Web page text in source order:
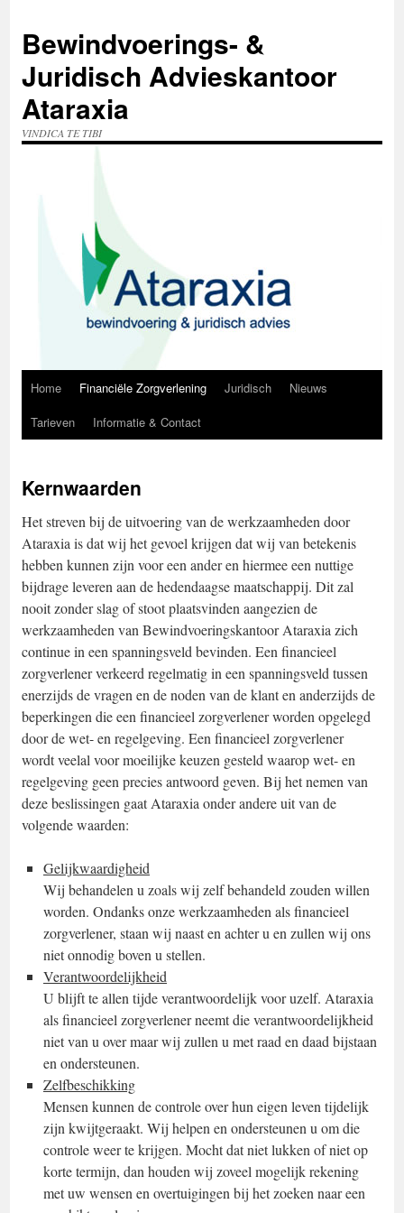
de
inhoud
Bewindvoerings- &
Juridisch Advieskantoor
Ataraxia
VINDICA TE TIBI
Home Financiële Zorgverlening Juridisch
Nieuws
Tarieven
Informatie & Contact
Kernwaarden
Het streven bij de uitvoering van de werkzaamheden door
Ataraxia is dat wij het gevoel krijgen dat wij van betekenis
hebben kunnen zijn voor een ander en hiermee een nuttige
bijdrage leveren aan de hedendaagse maatschappij. Dit zal
nooit zonder slag of stoot plaatsvinden aangezien de
werkzaamheden van Bewindvoeringskantoor Ataraxia zich
continue in een spanningsveld bevinden. Een financieel
zorgverlener verkeerd regelmatig in een spanningsveld tussen
enerzijds de vragen en de noden van de klant en anderzijds de
beperkingen die een financieel zorgverlener worden opgelegd
door de wet- en regelgeving. Een financieel zorgverlener
wordt veelal voor moeilijke keuzen gesteld waarop wet- en
regelgeving geen precies antwoord geven. Bij het nemen van
deze beslissingen gaat Ataraxia onder andere uit van de
volgende waarden:
Gelijkwaardigheid
Wij behandelen u zoals wij zelf behandeld zouden willen
worden. Ondanks onze werkzaamheden als financieel
zorgverlener, staan wij naast en achter u en zullen wij ons
niet onnodig boven u stellen.
Verantwoordelijkheid
U blijft te allen tijde verantwoordelijk voor uzelf. Ataraxia
als financieel zorgverlener neemt die verantwoordelijkheid
niet van u over maar wij zullen u met raad en daad bijstaan
en ondersteunen.
Zelfbeschikking
Mensen kunnen de controle over hun eigen leven tijdelijk
zijn kwijtgeraakt. Wij helpen en ondersteunen u om die
controle weer te krijgen. Mocht dat niet lukken of niet op
korte termijn, dan houden wij zoveel mogelijk rekening
met uw wensen en overtuigingen bij het zoeken naar een